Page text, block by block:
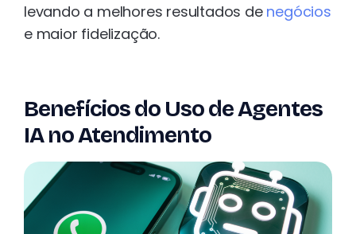
levando a melhores resultados de negócios
e maior fidelização.
Benefícios do Uso de Agentes
IA no Atendimento